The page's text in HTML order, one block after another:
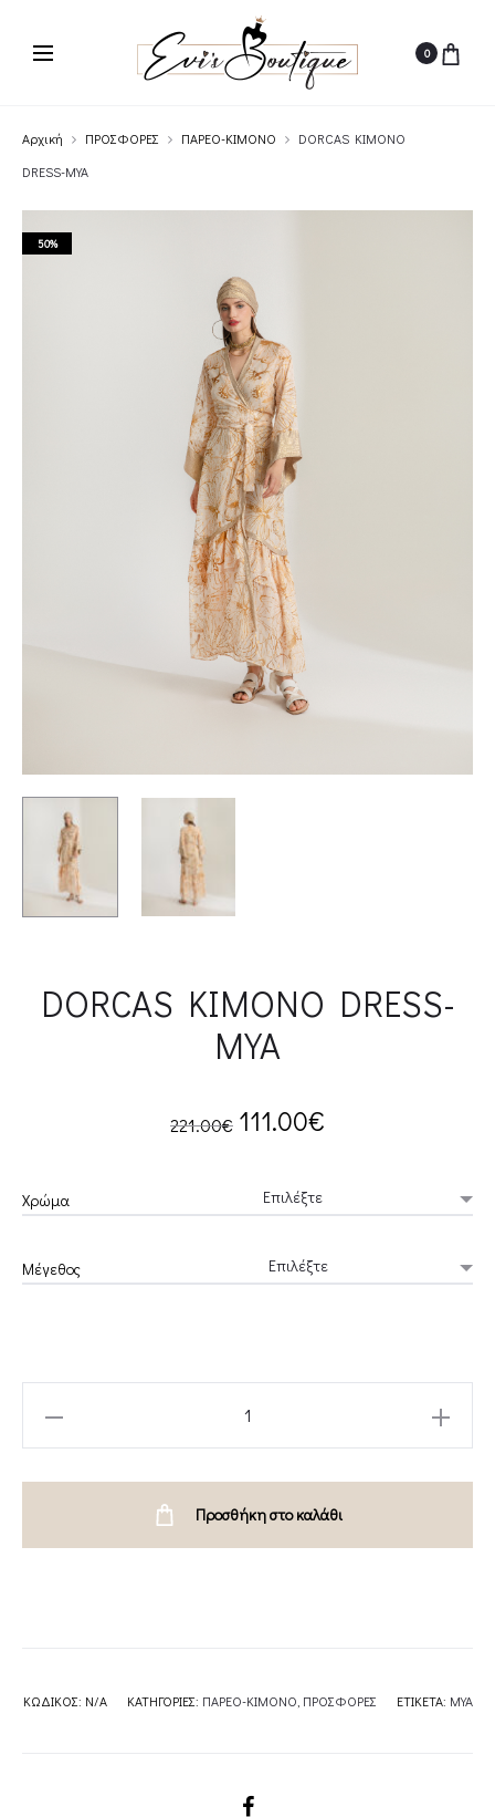
0
Αρχική ΠΡΟΣΦΟΡΕΣ ΠΑΡΕΟ-ΚΙΜΟΝΟ
DORCAS KIMONO
DRESS-MYA
50%
DORCAS KIMONO DRESS-
MYA
221.00€ Original
was:
221.00€.
111.00€
is:
111.00€.
Χρώμα
Μέγεθος
Προσθήκη στο καλάθι
ΚΩΔΙΚΌΣ: N/A ΚΑΤΗΓΟΡΊΕΣ: ΠΑΡΕΟ-ΚΙΜΟΝΟ, ΠΡΟΣΦΟΡΕΣ ΕΤΙΚΈΤΑ: MYA
SHARE